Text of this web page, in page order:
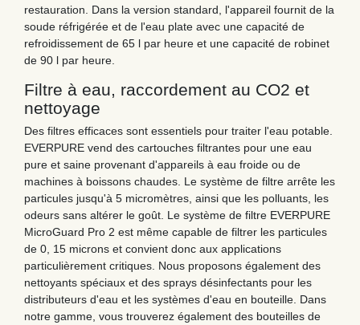
restauration. Dans la version standard, l'appareil fournit de la
soude réfrigérée et de l'eau plate avec une capacité de
refroidissement de 65 l par heure et une capacité de robinet
de 90 l par heure.
Filtre à eau, raccordement au CO2 et
nettoyage
Des filtres efficaces sont essentiels pour traiter l'eau potable.
EVERPURE vend des cartouches filtrantes pour une eau
pure et saine provenant d'appareils à eau froide ou de
machines à boissons chaudes. Le système de filtre arrête les
particules jusqu'à 5 micromètres, ainsi que les polluants, les
odeurs sans altérer le goût. Le système de filtre EVERPURE
MicroGuard Pro 2 est même capable de filtrer les particules
de 0, 15 microns et convient donc aux applications
particulièrement critiques. Nous proposons également des
nettoyants spéciaux et des sprays désinfectants pour les
distributeurs d'eau et les systèmes d'eau en bouteille. Dans
notre gamme, vous trouverez également des bouteilles de